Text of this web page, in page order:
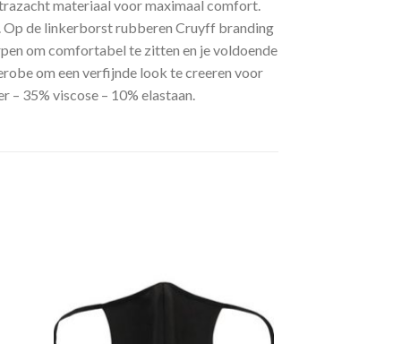
materiaal voor maximaal comfort.
Op de linkerborst rubberen Cruyff branding
om comfortabel te zitten en je voldoende
om een verfijnde look te creeren voor
35% viscose – 10% elastaan.